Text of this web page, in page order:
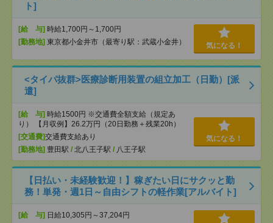
ト]
[給 与] 時給1,700円～1,700円
[勤務地] 東京都小金井市（最寄り駅：武蔵小金井） 気になる！
<タイパ抜群>医療診断用装置の組立加工（日勤）[派
遣]
[給 与] 時給1500円 ※交通費全額支給（規定あ
り） 【月収例】26.2万円（20日勤務＋残業20h）
[交通費]交通費支給あり
[勤務地] 豊田駅 / 北八王子駅 / 八王子駅
気になる！
【日払い・未経験歓迎！】稼ぎたい日にサクッと勤
務！単発・週1日～自由シフトの軽作業[アルバイト]
[給 与] 日給10,305円～37,204円